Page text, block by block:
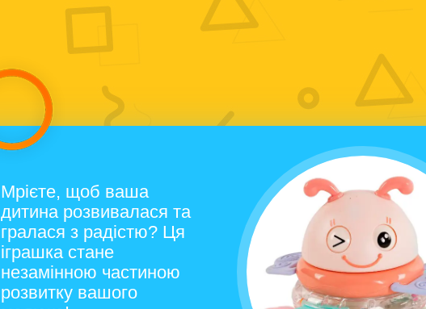
Мрієте, щоб ваша
дитина розвивалася та
гралася з радістю? Ця
іграшка стане
незамінною частиною
розвитку вашого